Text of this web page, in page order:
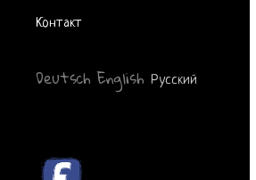
Контакт
Deutsch English Русский